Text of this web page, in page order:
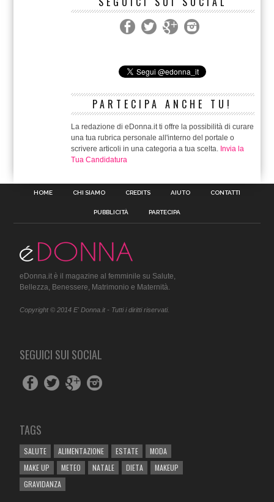
PARTECIPA ANCHE TU!
La redazione di eDonna.it ti offre la possibilità di curare
una tua rubrica personale all'interno del portale o
scrivere articoli in una categoria a tua scelta. Invia la
Tua Candidatura
HOME CHI SIAMO CREDITS AIUTO CONTATTI
PUBBLICITÀ PARTECIPA
eDonna.it è il magazine al femminile su Salute,
Bellezza, Benessere, Matrimonio e Maternità.
Copyright © 2014 E' Donna.it - Tutti i diritti riservati.
SEGUICI SUI SOCIAL
TAGS
SALUTE ALIMENTAZIONE ESTATE
MODA
MAKE UP
METEO NATALE DIETA
MAKEUP
GRAVIDANZA